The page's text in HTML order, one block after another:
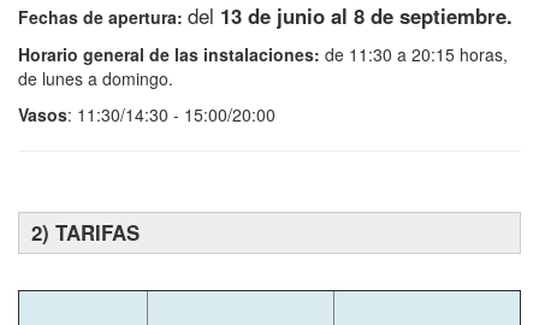
Fechas de apertura: del 13 de junio al 8 de septiembre.
Horario general de las instalaciones: de 11:30 a 20:15 horas,
de lunes a domingo.
Vasos: 11:30/14:30 - 15:00/20:00
2) TARIFAS